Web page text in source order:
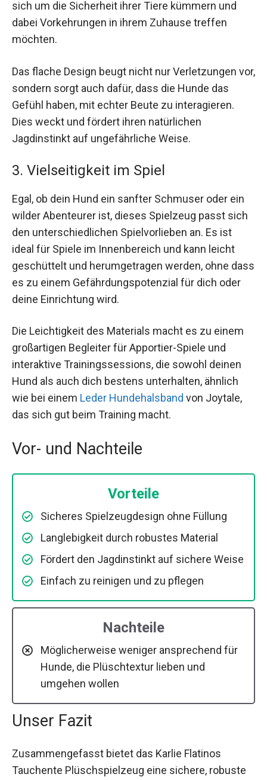
sich um die Sicherheit ihrer Tiere kümmern und
dabei Vorkehrungen in ihrem Zuhause treffen
möchten.
Das flache Design beugt nicht nur Verletzungen vor,
sondern sorgt auch dafür, dass die Hunde das
Gefühl haben, mit echter Beute zu interagieren.
Dies weckt und fördert ihren natürlichen
Jagdinstinkt auf ungefährliche Weise.
3. Vielseitigkeit im Spiel
Egal, ob dein Hund ein sanfter Schmuser oder ein
wilder Abenteurer ist, dieses Spielzeug passt sich
den unterschiedlichen Spielvorlieben an. Es ist
ideal für Spiele im Innenbereich und kann leicht
geschüttelt und herumgetragen werden, ohne dass
es zu einem Gefährdungspotenzial für dich oder
deine Einrichtung wird.
Die Leichtigkeit des Materials macht es zu einem
großartigen Begleiter für Apportier-Spiele und
interaktive Trainingssessions, die sowohl deinen
Hund als auch dich bestens unterhalten, ähnlich
wie bei einem Leder Hundehalsband von Joytale,
das sich gut beim Training macht.
Vor- und Nachteile
Vorteile
Sicheres Spielzeugdesign ohne Füllung
Langlebigkeit durch robustes Material
Fördert den Jagdinstinkt auf sichere Weise
Einfach zu reinigen und zu pflegen
Nachteile
Möglicherweise weniger ansprechend für
Hunde, die Plüschtextur lieben und
umgehen wollen
Unser Fazit
Zusammengefasst bietet das Karlie Flatinos
Tauchente Plüschspielzeug eine sichere, robuste